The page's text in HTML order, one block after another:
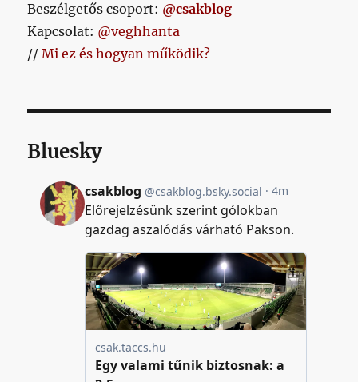
Beszélgetős csoport: @csakblog
Kapcsolat: @veghhanta
//Mi ez és hogyan működik?
Bluesky